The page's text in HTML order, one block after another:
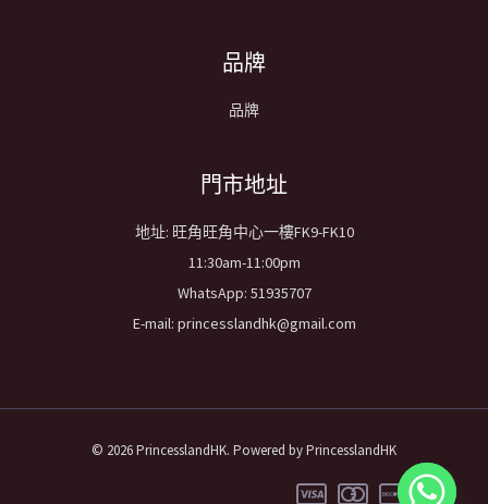
品牌
品牌
​門市地址
地址: 旺角旺角中心一樓FK9-FK10
11:30am-11:00pm
WhatsApp: 51935707
E-mail: princesslandhk@gmail.com
© 2026 PrincesslandHK. Powered by PrincesslandHK